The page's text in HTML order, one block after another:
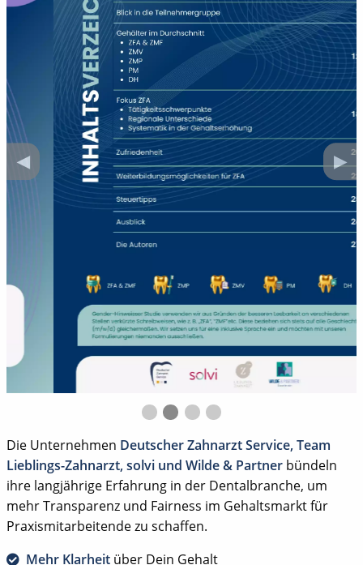
◀︎ ▶︎
Die Unternehmen Deutscher Zahnarzt Service, Team
Lieblings-Zahnarzt, solvi und Wilde & Partner bündeln
ihre langjährige Erfahrung in der Dentalbranche, um
mehr Transparenz und Fairness im Gehaltsmarkt für
Praxismitarbeitende zu schaffen.
Mehr Klarheit über Dein Gehalt